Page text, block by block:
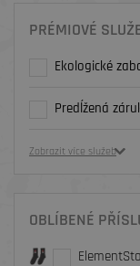
PRÉMIOVÉ
Ekologické
Predĺžená
Zobrazit více služeb
OBLÍBENÉ